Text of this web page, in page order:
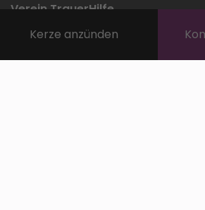
Kerze anzünden
Verein TrauerHilfe
Südtiroler